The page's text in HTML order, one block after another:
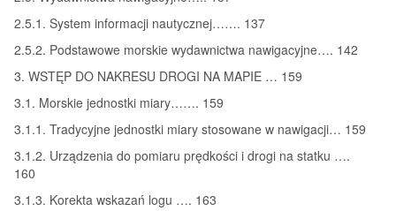
2.5.1. System informacji nautycznej……. 137
2.5.2. Podstawowe morskie wydawnictwa nawigacyjne…. 142
3. WSTĘP DO NAKRESU DROGI NA MAPIE … 159
3.1. Morskie jednostki miary……. 159
3.1.1. Tradycyjne jednostki miary stosowane w nawigacji… 159
3.1.2. Urządzenia do pomiaru prędkości i drogi na statku ….
160
3.1.3. Korekta wskazań logu …. 163